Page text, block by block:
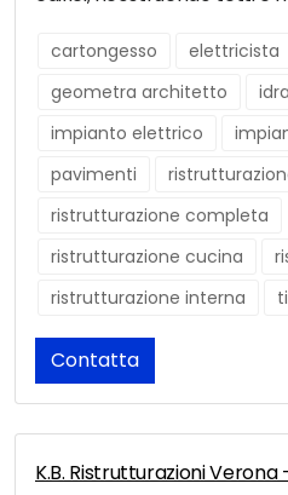
cartongesso elettricista
geometra architetto
impianto elettrico
pavimenti
ristrutturazione completa
ristrutturazione cucina
ristrutturazione interna
Contatta
K.B. Ristrutturazioni